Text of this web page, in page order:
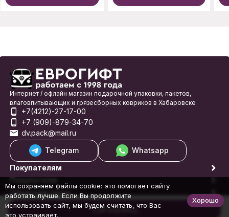
В корзину
Интернет / офлайн магазин подарочной упаковки, пакетов,
влаговпитывающих и грязесборных ковриков в Хабаровске
+7(4212)-27-17-00
+7 (909)-879-34-70
dv.pack@mail.ru
Telegram
Whatsapp
Покупателям
Покупателю
Обратная связь
© 1998-2026 Еврогифт
Мы сохраняем файлы cookie: это помогает сайту
работать лучше. Если Вы продолжите
использовать сайт, мы будем считать, что Вас
это устраивает.
Хорошо